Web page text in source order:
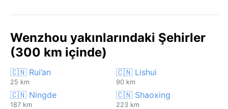
Wenzhou yakınlarındaki Şehirler
(300 km içinde)
🇨🇳 Rui’an
25 km
🇨🇳 Lishui
90 km
🇨🇳 Ningde
187 km
🇨🇳 Shaoxing
223 km